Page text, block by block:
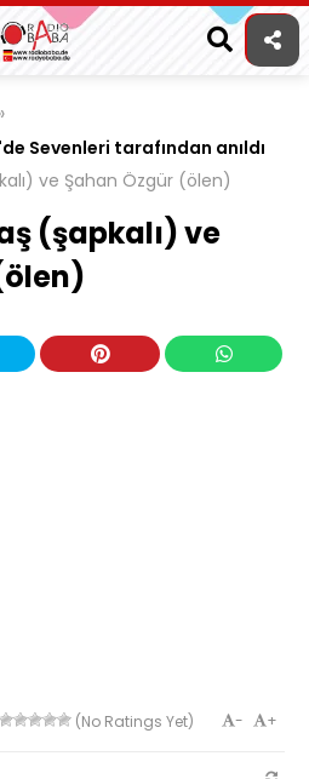
Sevenleri tarafından anıldı
ve Şahan Özgür (ölen)
(şapkalı) ve
(No Ratings Yet) +
-